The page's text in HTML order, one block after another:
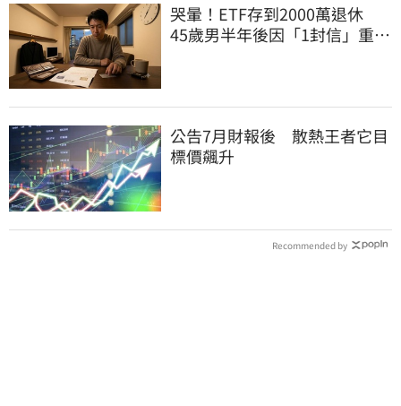
哭暈！ETF存到2000萬退休
45歲男半年後因「1封信」重回
公告7月財報後 散熱王者它目
標價飆升
Recommended by